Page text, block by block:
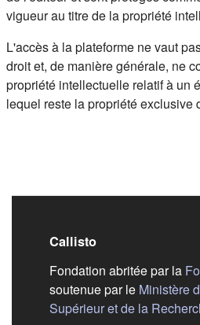
vigueur au titre de la propriété
L'accès à la plateforme ne vaut
droit et, de manière générale, ne
propriété intellectuelle relatif à un
lequel reste la propriété exclusive
Callisto
Fondation abritée par la
soutenue par le Ministère
Supérieur et de la